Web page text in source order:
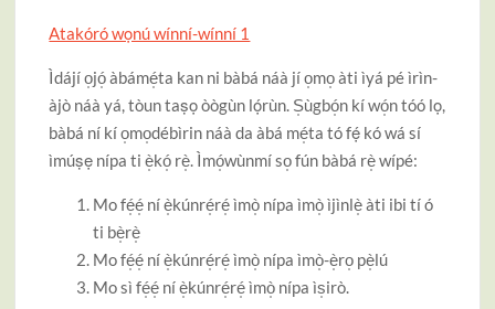
Atakóró wọnú wínní-wínní 1
Ìdájí o̩jó̩ àbámé̩ta kan ni bàbá náà jí o̩mo̩ àti ìyá pé ìrìn-
àjò náà yá, tòun taṣọ òògùn lọ́rùn. S̩ùgbó̩n kí wó̩n tóó lọ,
bàbá ní kí o̩mo̩débìrin náà da àbá mé̩ta tó fẹ́ kó wá sí
ìmúṣẹ nípa ti è̩kó̩ rè̩. Ìmó̩wùnmí so̩ fún bàbá rè̩ wípé:
Mo fé̩é̩ ní è̩kúnré̩ré̩ ìmò̩ nípa ìmò̩ ìjìnlè̩ àti ibi tí ó
ti bè̩rè̩
Mo fé̩é̩ ní è̩kúnré̩ré̩ ìmò̩ nípa ìmò̩-è̩ro̩ pè̩lú
Mo sì fé̩é̩ ní è̩kúnré̩ré̩ ìmò̩ nípa ìs̩irò.